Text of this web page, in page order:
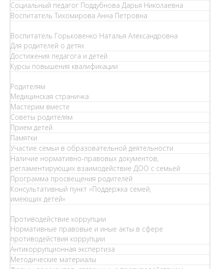
Социальный педагог Поддубнова Дарья Николаевна
Воспитатель Тихомирова Анна Петровна
Воспитатель Горьковенко Наталья Александровна
Для родителей о детях
Достижения педагога и детей
Курсы повышения квалификации
Родителям
Медицинская страничка
Мастерим вместе
Советы родителям
Прием детей
Памятки
Участие семьи в образовательной деятельности
Наличие нормативно-правовых документов,
регламентирующих взаимодействие ДОО с семьей
Программа просвещения родителей
Консультативный пункт «Поддержка семей,
имеющих детей»
Противодействие коррупции
Нормативные правовые и иные акты в сфере
противодействия коррупции
Антикоррупционная экспертиза
Методические материалы